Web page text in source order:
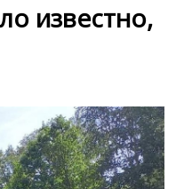
известно,